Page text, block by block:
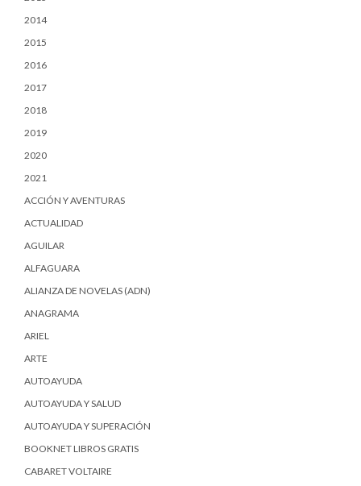
2014
2015
2016
2017
2018
2019
2020
2021
ACCIÓN Y AVENTURAS
ACTUALIDAD
AGUILAR
ALFAGUARA
ALIANZA DE NOVELAS (ADN)
ANAGRAMA
ARIEL
ARTE
AUTOAYUDA
AUTOAYUDA Y SALUD
AUTOAYUDA Y SUPERACIÓN
BOOKNET LIBROS GRATIS
CABARET VOLTAIRE